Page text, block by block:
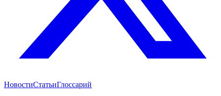
НовостиСтатьиГлоссарий